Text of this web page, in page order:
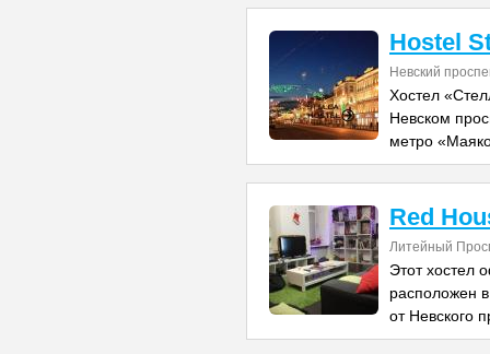
Hostel
Невский
Хостел
Невском
метро
Red
Литейный
Этот хостел
расположен
от Невского